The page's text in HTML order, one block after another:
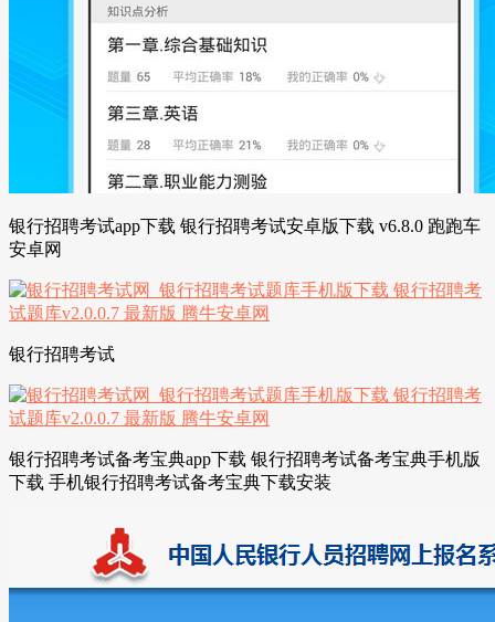
银行招聘考试app下载 银行招聘考试安卓版下载 v6.8.0 跑跑车
安卓网
银行招聘考试
银行招聘考试备考宝典app下载 银行招聘考试备考宝典手机版
下载 手机银行招聘考试备考宝典下载安装